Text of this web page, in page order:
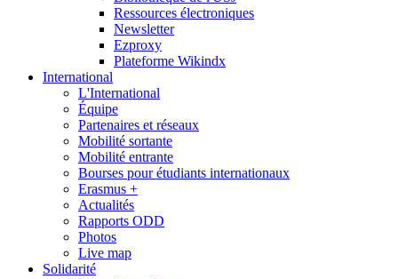
Ressources électroniques
Newsletter
Ezproxy
Plateforme Wikindx
International
L'International
Équipe
Partenaires et réseaux
Mobilité sortante
Mobilité entrante
Bourses pour étudiants internationaux
Erasmus +
Actualités
Rapports ODD
Photos
Live map
Solidarité